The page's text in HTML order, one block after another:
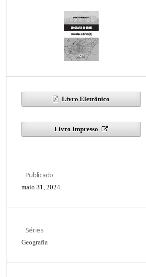
Livro Eletrônico
Livro Impresso
Publicado
maio 31, 2024
Séries
Geografia